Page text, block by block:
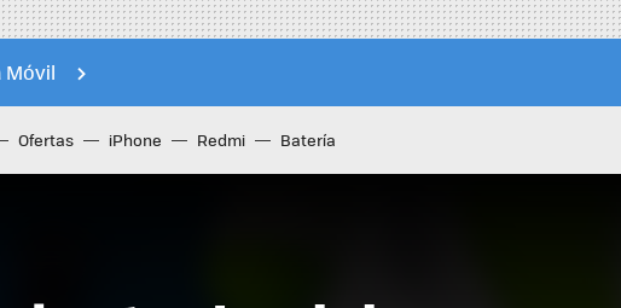
Móvil
Ofertas iPhone Redmi Batería